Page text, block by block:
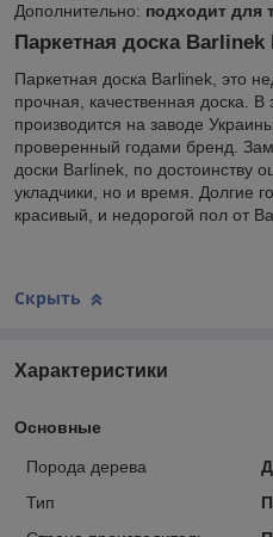
Дополнительно: подходит для
Паркетная доска
Паркетная доска Barlinek, это
прочная, качественная доска. В
производится на заводе
проверенный годами бренд.
доски Barlinek, по достоинству
укладчики, но и время. Долгие
красивый, и недорогой пол от
Скрыть
Характеристики
Основные
Порода дерева
Тип